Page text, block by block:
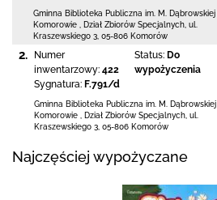
Gminna Biblioteka Publiczna im. M. Dąbrowskiej
Komorowie
Dział Zbiorów Specjalnych, ul.
Kraszewskiego 3 05-806 Komorów
2.
Numer
inwentarzowy: 422
Sygnatura: F.791/d
Status: Do
wypożyczenia
Gminna Biblioteka Publiczna im. M. Dąbrowskiej
Komorowie
Dział Zbiorów Specjalnych, ul.
Kraszewskiego 3 05-806 Komorów
Najczęściej wypożyczane